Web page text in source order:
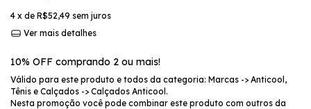
4 x de R$52,49 sem juros
Ver mais detalhes
10% OFF comprando 2 ou mais!
Válido para este produto e todos da categoria: Marcas -> Anticool,
Tênis e Calçados -> Calçados Anticool.
Nesta promoção você pode combinar este produto com outros da